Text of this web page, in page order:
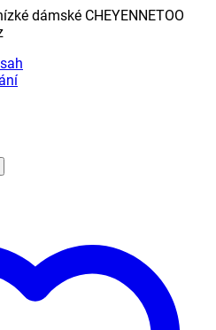
dámské CHEYENNETOO